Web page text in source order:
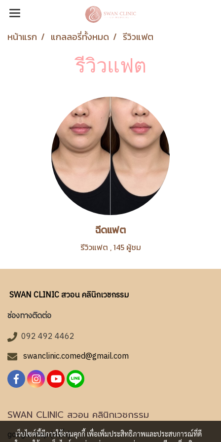
หน้าแรก แกลลอรี่ทั้งหมด รีวิวแฟต
รีวิวแฟต
ฉีดแฟต
รีวิวแฟต ,145 ผู้ชม
SWAN CLINIC สวอน คลินิกเวชกรรม
ช่องทางติดต่อ
092 492 4462
swanclinic.comed@gmail.com
SWAN CLINIC สวอน คลินิกเวชกรรม
google map (คลิ๊ก)
เว็บไซต์นี้มีการใช้งานคุกกี้ เพื่อเพิ่มประสิทธิภาพและประสบการณ์ที่ดี